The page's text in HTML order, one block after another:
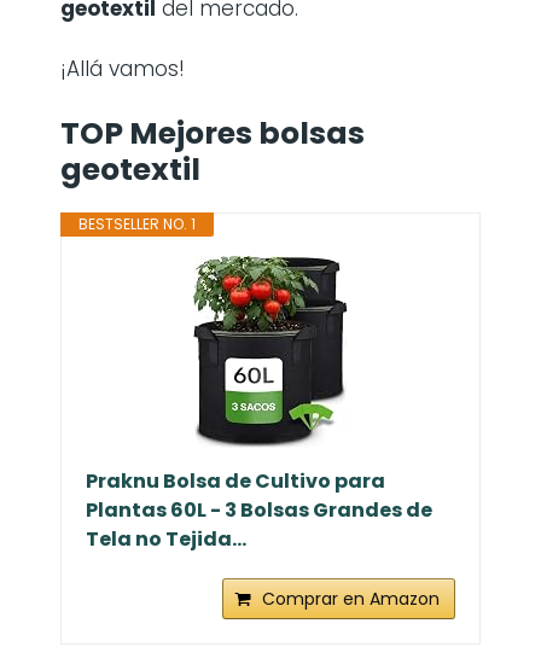
geotextil del mercado.
¡Allá vamos!
TOP Mejores bolsas
geotextil
BESTSELLER NO. 1
Praknu Bolsa de Cultivo para
Plantas 60L - 3 Bolsas Grandes de
Tela no Tejida...
Comprar en Amazon